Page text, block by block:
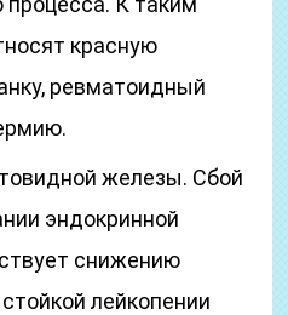
красную
ревматоидный
железы. Сбой
эндокринной
снижению
лейкопении